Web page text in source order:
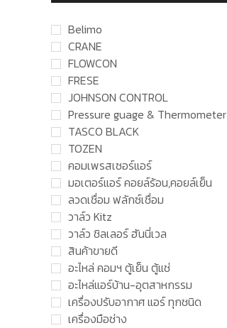
Belimo
CRANE
FLOWCON
FRESE
JOHNSON CONTROL
Pressure guage & Thermometer
TASCO BLACK
TOZEN
คอมเพรสเซอร์แอร์
มอเตอร์แอร์ คอยล์ร้อน,คอยล์เย็น
ลวดเชื่อม ฟลักซ์เชื่อม
วาล์ว Kitz
วาล์ว ชิลเลอร์ ฮันนี่เวล
สินค้าขายดี
อะไหล่ คอมฯ ตู้เย็น ตู้แช่
อะไหล่แอร์บ้าน-อุตสาหกรรม
เครื่องปรับอากาศ แอร์ ทุกชนิด
เครื่องมือช่าง